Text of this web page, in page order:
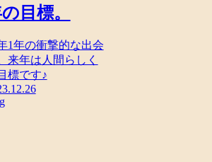
目標。
1年の衝撃的な出会
来年は人間らしく
標です♪